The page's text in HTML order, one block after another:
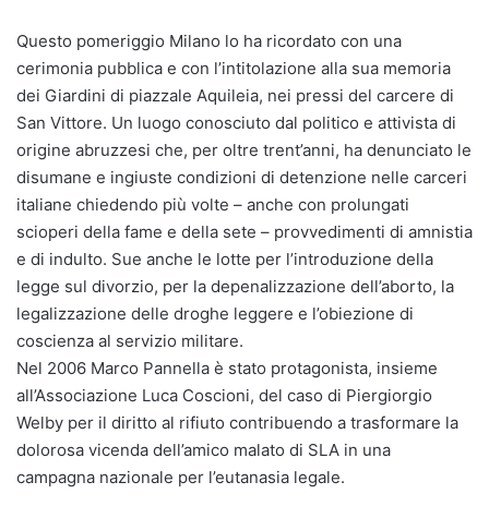
Questo pomeriggio Milano lo ha ricordato con una
cerimonia pubblica e con l’intitolazione alla sua memoria
dei Giardini di piazzale Aquileia, nei pressi del carcere di
San Vittore. Un luogo conosciuto dal politico e attivista di
origine abruzzesi che, per oltre trent’anni, ha denunciato le
disumane e ingiuste condizioni di detenzione nelle carceri
italiane chiedendo più volte – anche con prolungati
scioperi della fame e della sete – provvedimenti di amnistia
e di indulto. Sue anche le lotte per l’introduzione della
legge sul divorzio, per la depenalizzazione dell’aborto, la
legalizzazione delle droghe leggere e l’obiezione di
coscienza al servizio militare.
Nel 2006 Marco Pannella è stato protagonista, insieme
all’Associazione Luca Coscioni, del caso di Piergiorgio
Welby per il diritto al rifiuto contribuendo a trasformare la
dolorosa vicenda dell’amico malato di SLA in una
campagna nazionale per l’eutanasia legale.